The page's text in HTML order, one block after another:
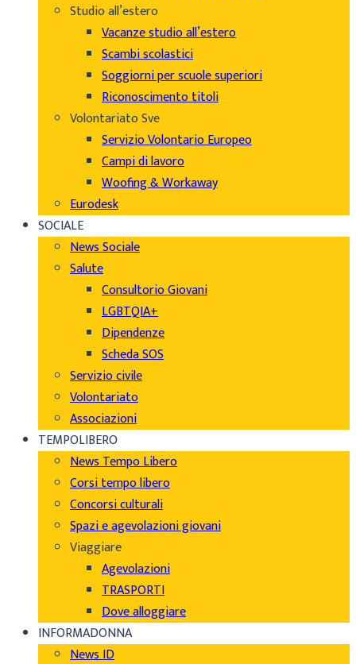
Studio all’estero
Vacanze studio all’estero
Scambi scolastici
Soggiorni per scuole superiori
Riconoscimento titoli
Volontariato Sve
Servizio Volontario Europeo
Campi di lavoro
Woofing & Workaway
Eurodesk
SOCIALE
News Sociale
Salute
Consultorio Giovani
LGBTQIA+
Dipendenze
Scheda SOS
Servizio civile
Volontariato
Associazioni
TEMPOLIBERO
News Tempo Libero
Corsi tempo libero
Concorsi culturali
Spazi e agevolazioni giovani
Viaggiare
Agevolazioni
TRASPORTI
Dove alloggiare
INFORMADONNA
News ID